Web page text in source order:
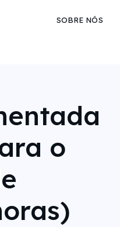
SOBRE NÓS
o